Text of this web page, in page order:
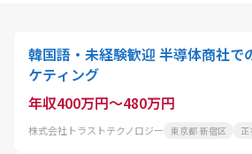
韓国語・未経験歓迎 半導体商社で
ケティング
年収400万円～480万円
株式会社トラストテクノロジー 東京都 新宿区 正